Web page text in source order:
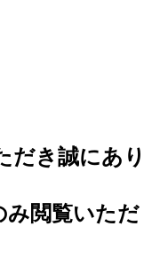
だき誠にあり
み閲覧いただ